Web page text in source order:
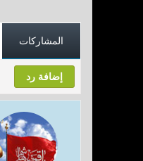
المشاركات
إضافة رد